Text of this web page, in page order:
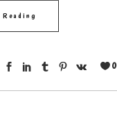
0